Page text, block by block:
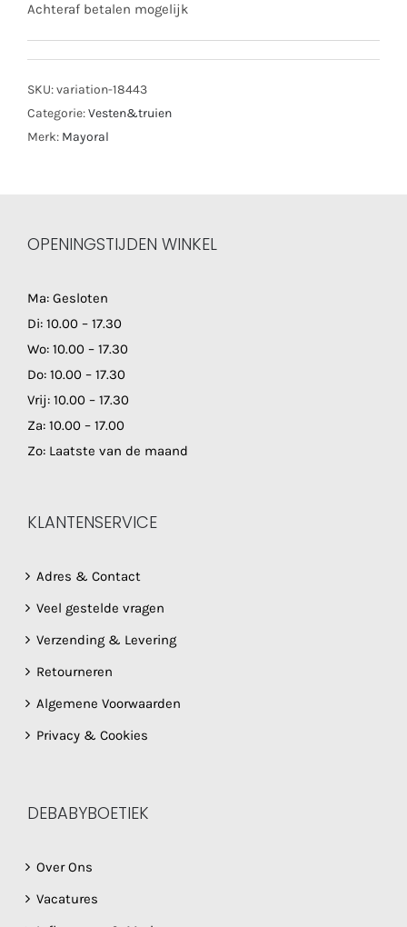
Achteraf betalen mogelijk
SKU:variation-18443
Categorie:Vesten&truien
Merk: Mayoral
OPENINGSTIJDEN WINKEL
Ma: Gesloten
Di: 10.00 – 17.30
Wo: 10.00 – 17.30
Do: 10.00 – 17.30
Vrij: 10.00 – 17.30
Za: 10.00 – 17.00
Zo: Laatste van de maand
KLANTENSERVICE
Adres & Contact
Veel gestelde vragen
Verzending & Levering
Retourneren
Algemene Voorwaarden
Privacy & Cookies
DEBABYBOETIEK
Over Ons
Vacatures